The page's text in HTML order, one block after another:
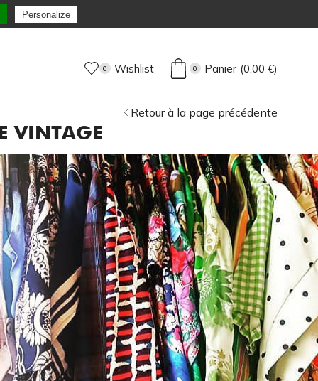
0 Wishlist 0 Panier (0,00 €)
VINTAGE
Retour à la page précédente
Personalize